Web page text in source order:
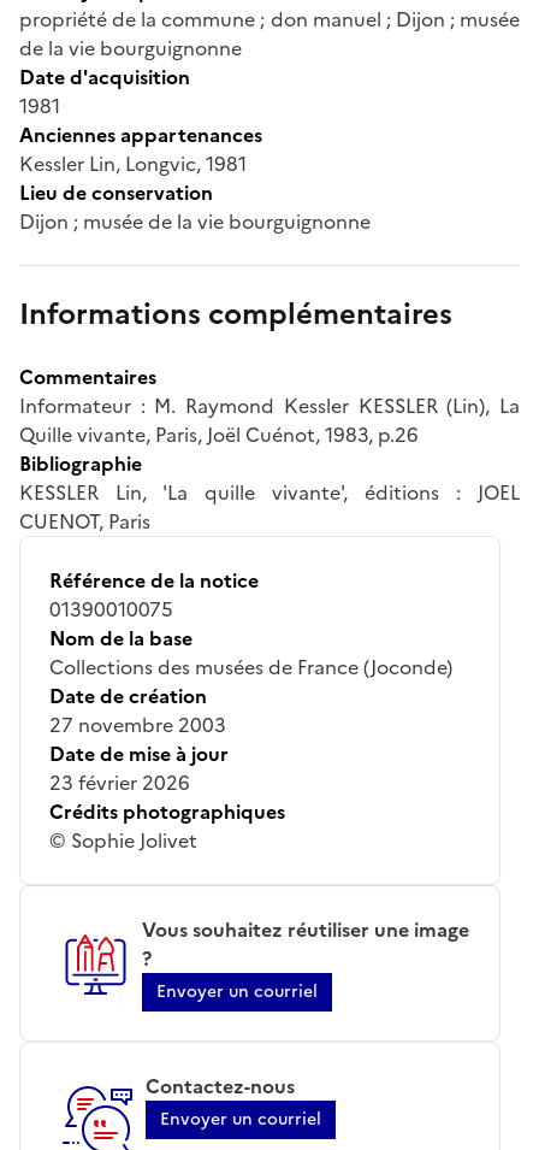
propriété de la commune ; don manuel ; Dijon ; musée
de la vie bourguignonne
Date d'acquisition
1981
Anciennes appartenances
Kessler Lin, Longvic, 1981
Lieu de conservation
Dijon ; musée de la vie bourguignonne
Informations complémentaires
Commentaires
Informateur : M. Raymond Kessler KESSLER (Lin), La
Quille vivante, Paris, Joël Cuénot, 1983, p.26
Bibliographie
KESSLER Lin, 'La quille vivante', éditions : JOEL
CUENOT, Paris
Référence de la notice
01390010075
Nom de la base
Collections des musées de France (Joconde)
Date de création
27 novembre 2003
Date de mise à jour
23 février 2026
Crédits photographiques
© Sophie Jolivet
Vous souhaitez réutiliser une image
?
Envoyer un courriel
Contactez-nous
Envoyer un courriel